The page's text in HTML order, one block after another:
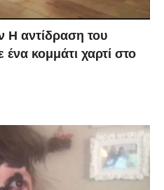
Η αντίδραση του
κομμάτι χαρτί στο